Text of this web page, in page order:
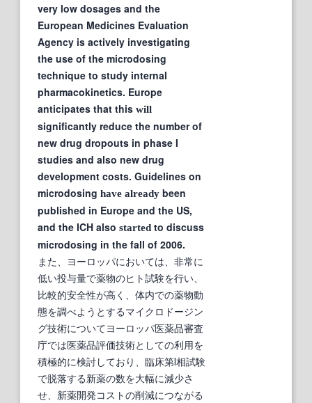
very low dosages and the
European Medicines Evaluation
Agency is actively investigating
the use of the microdosing
technique to study internal
pharmacokinetics. Europe
anticipates that this will
significantly reduce the number of
new drug dropouts in phase I
studies and also new drug
development costs. Guidelines on
microdosing have already been
published in Europe and the US,
and the ICH also started to discuss
microdosing in the fall of 2006.
また、ヨーロッパにおいては、非常に
低い投与量で薬物のヒト試験を行い、
比較的安全性が高く、体内での薬物動
態を調べようとするマイクロドージン
グ技術についてヨーロッパ医薬品審査
庁では医薬品評価技術としての利用を
積極的に検討しており、臨床第Ⅰ相試験
で脱落する新薬の数を大幅に減少さ
せ、新薬開発コストの削減につながる